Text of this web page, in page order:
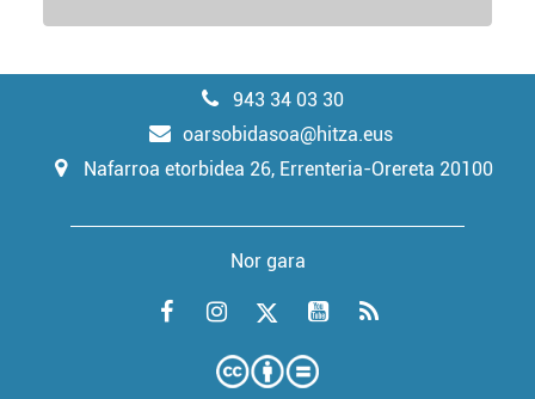
943 34 03 30
oarsobidasoa@hitza.eus
Nafarroa etorbidea 26, Errenteria-Orereta 20100
Nor gara